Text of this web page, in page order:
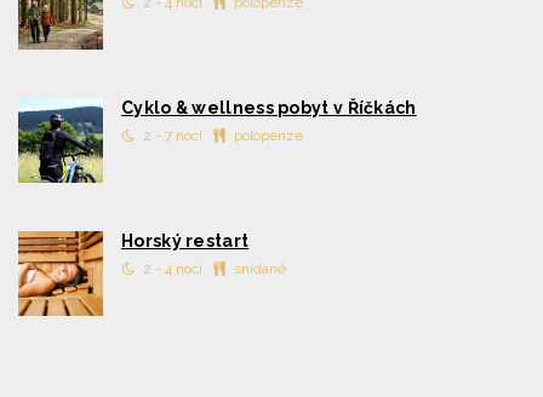
Cyklo & wellness pobyt v Říčkách
2 - 7 nocí polopenze
Horský restart
2 - 4 nocí snídaně